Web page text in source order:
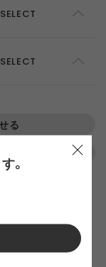
S SOLD OUT
SOLD OUT
ADD TO CART
SOLD OUT
る
ロスを
エストワイドパン
ンツです。
。